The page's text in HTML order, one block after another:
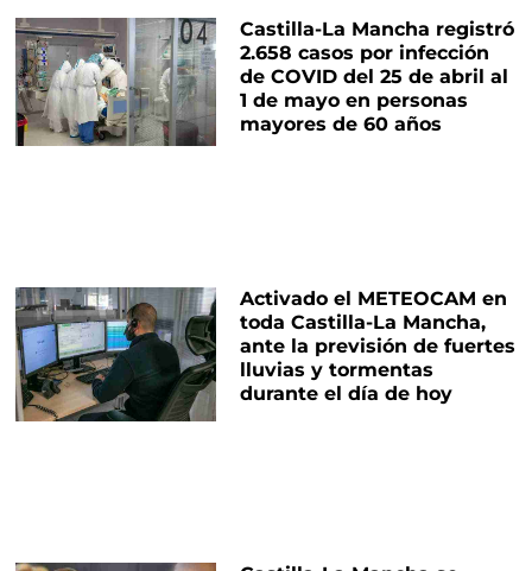
Castilla-La Mancha registró
2.658 casos por infección
de COVID del 25 de abril al
1 de mayo en personas
mayores de 60 años
Activado el METEOCAM en
toda Castilla-La Mancha,
ante la previsión de fuertes
lluvias y tormentas
durante el día de hoy